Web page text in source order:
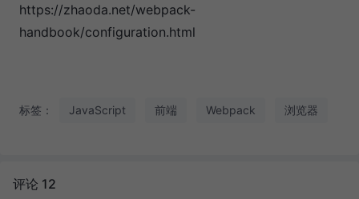
https://zhaoda.net/webpack-
handbook/configuration.html
标签： JavaScript 前端 Webpack 浏览器
评论 12